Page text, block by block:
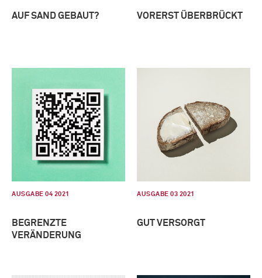
AUF SAND GEBAUT? VORERST ÜBERBRÜCKT
AUSGABE 04 2021
BEGRENZTE
VERÄNDERUNG
AUSGABE 03 2021
GUT VERSORGT